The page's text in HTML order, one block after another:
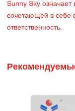
Sunny Sky означает
сочетающей в себе
ответственность.